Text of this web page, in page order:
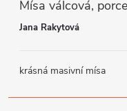
Jana Rakytová
krásná masivní mísa